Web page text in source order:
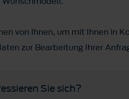
von Ihnen, um mit Ihnen in
zur Bearbeitung Ihrer
Sie sich?